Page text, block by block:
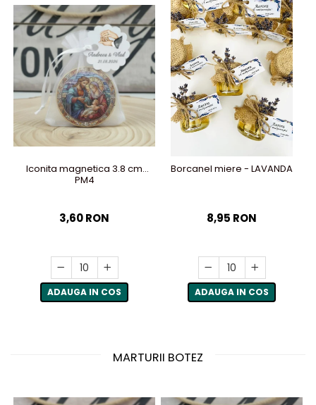
Iconita magnetica 3.8 cm
PM4
3,60 RON
ADAUGA IN COS
Borcanel miere - LAVANDA
8,95 RON
ADAUGA IN COS
MARTURII BOTEZ